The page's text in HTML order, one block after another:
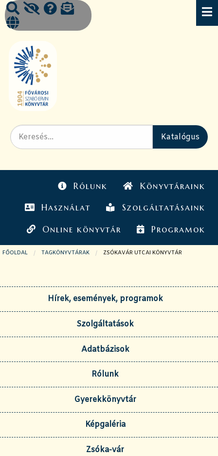
Rólunk Könyvtáraink
Használat Szolgáltatásaink
Online könyvtár Programok
FŐOLDAL TAGKÖNYVTÁRAK JELENLEGI OLDAL:
ZSÓKAVÁR UTCAI KÖNYVTÁR
Hírek, események, programok
Szolgáltatások
Adatbázisok
Rólunk
Gyerekkönyvtár
Képgaléria
Zsóka-vár